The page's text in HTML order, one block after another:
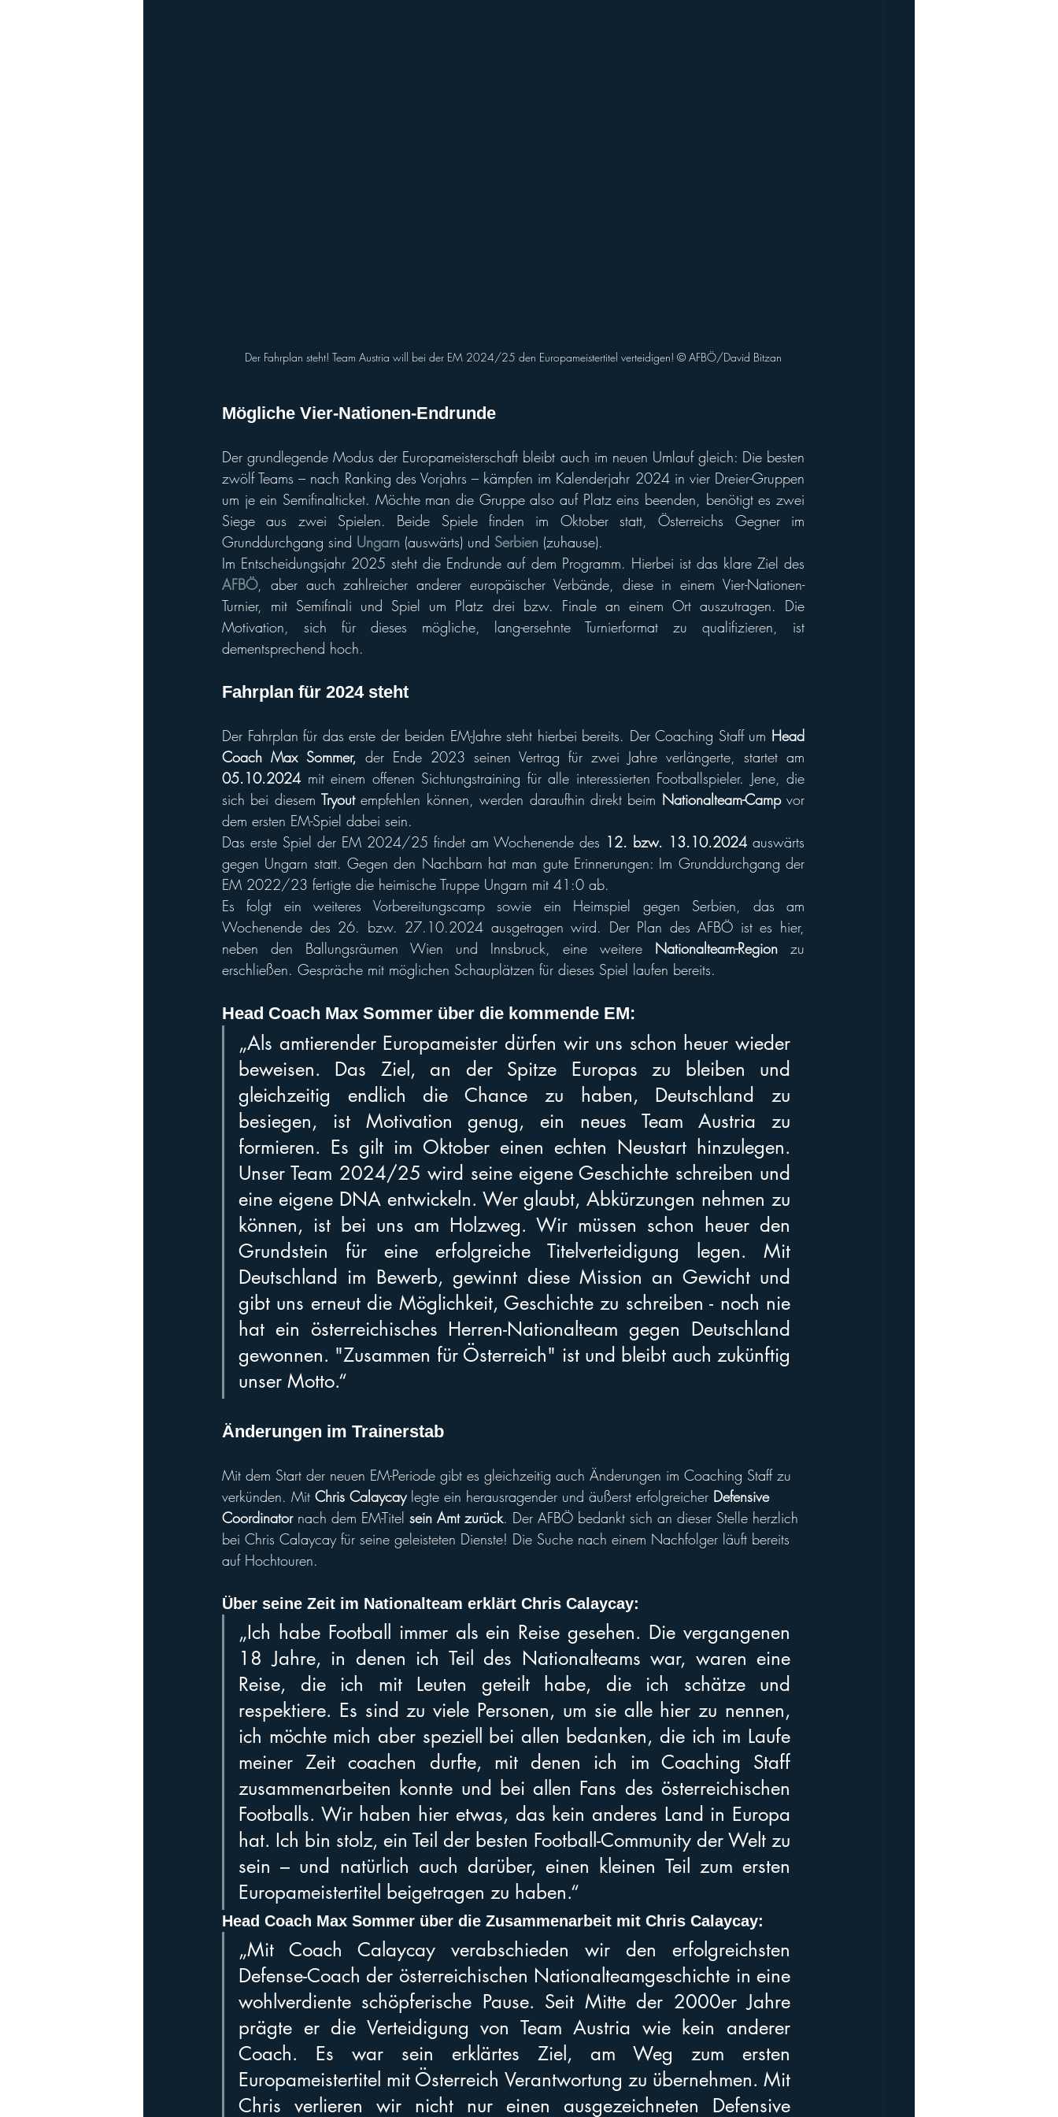
Der Fahrplan steht! Team Austria will bei der EM 2024/25 den Europameistertitel verteidigen! © AFBÖ/David Bitzan
Mögliche Vier-Nationen-Endrunde
Der grundlegende Modus der Europameisterschaft bleibt auch im neuen Umlauf gleich: Die besten
zwölf Teams – nach Ranking des Vorjahrs – kämpfen im Kalenderjahr 2024 in vier Dreier-Gruppen
um je ein Semifinalticket. Möchte man die Gruppe also auf Platz eins beenden, benötigt es zwei
Siege aus zwei Spielen. Beide Spiele finden im Oktober statt, Österreichs Gegner im
Grunddurchgang sind Ungarn (auswärts) und Serbien (zuhause).
AFBÖ, aber auch zahlreicher anderer europäischer Verbände, diese in einem Vier-Nationen-
Turnier, mit Semifinali und Spiel um Platz drei bzw. Finale an einem Ort auszutragen. Die
Motivation, sich für dieses mögliche, lang-ersehnte Turnierformat zu qualifizieren, ist
dementsprechend hoch.
Fahrplan für 2024 steht
Der Fahrplan für das erste der beiden EM-Jahre steht hierbei bereits. Der Coaching Staff um Head
Coach Max Sommer,
05.10.2024 mit einem offenen Sichtungstraining für alle interessierten Footballspieler. Jene, die
sich bei diesem Tryout empfehlen können, werden daraufhin direkt beim Nationalteam-Camp vor
dem ersten EM-Spiel dabei sein.
Das erste Spiel der EM 2024/25 findet am Wochenende des 12. bzw. 13.10.2024 auswärts
gegen Ungarn statt. Gegen den Nachbarn hat man gute Erinnerungen: Im Grunddurchgang der
EM 2022/23 fertigte die heimische Truppe Ungarn mit 41:0 ab.
Es folgt ein weiteres Vorbereitungscamp sowie ein Heimspiel gegen Serbien, das am
Wochenende des 26. bzw. 27.10.2024 ausgetragen wird. Der Plan des AFBÖ ist es hier,
neben den Ballungsräumen Wien und Innsbruck, eine weitere Nationalteam-Region zu
erschließen. Gespräche mit möglichen Schauplätzen für dieses Spiel laufen bereits.
Head Coach Max Sommer über die kommende EM:
„Als amtierender Europameister dürfen wir uns schon heuer wieder
beweisen. Das Ziel, an der Spitze Europas zu bleiben und
gleichzeitig endlich die Chance zu haben, Deutschland zu
besiegen, ist Motivation genug, ein neues Team Austria zu
formieren. Es gilt im Oktober einen echten Neustart hinzulegen.
Unser Team 2024/25 wird seine eigene Geschichte schreiben und
eine eigene DNA entwickeln. Wer glaubt, Abkürzungen nehmen zu
können, ist bei uns am Holzweg. Wir müssen schon heuer den
Grundstein für eine erfolgreiche Titelverteidigung legen. Mit
Deutschland im Bewerb, gewinnt diese Mission an Gewicht und
gibt uns erneut die Möglichkeit, Geschichte zu schreiben - noch nie
hat ein österreichisches Herren-Nationalteam gegen Deutschland
gewonnen. "Zusammen für Österreich" ist und bleibt auch zukünftig
unser Motto.“
Änderungen im Trainerstab
Mit dem Start der neuen EM-Periode gibt es gleichzeitig auch Änderungen im Coaching Staff zu
verkünden. Mit Chris Calaycay legte ein herausragender und äußerst erfolgreicher Defensive
Coordinator nach dem EM-Titel sein Amt zurück. Der AFBÖ bedankt sich an dieser Stelle herzlich
bei Chris Calaycay für seine geleisteten Dienste! Die Suche nach einem Nachfolger läuft bereits
auf Hochtouren.
Über seine Zeit im Nationalteam erklärt Chris Calaycay:
„Ich habe Football immer als ein Reise gesehen. Die vergangenen
18 Jahre, in denen ich Teil des Nationalteams war, waren eine
Reise, die ich mit Leuten geteilt habe, die ich schätze und
respektiere. Es sind zu viele Personen, um sie alle hier zu nennen,
ich möchte mich aber speziell bei allen bedanken, die ich im Laufe
meiner Zeit coachen durfte, mit denen ich im Coaching Staff
zusammenarbeiten konnte und bei allen Fans des österreichischen
Footballs. Wir haben hier etwas, das kein anderes Land in Europa
hat. Ich bin stolz, ein Teil der besten Football-Community der Welt zu
sein – und natürlich auch darüber, einen kleinen Teil zum ersten
Europameistertitel beigetragen zu haben.“
Head Coach Max Sommer über die Zusammenarbeit mit Chris Calaycay:
„Mit Coach Calaycay verabschieden wir den erfolgreichsten
Defense-Coach der österreichischen Nationalteamgeschichte in eine
wohlverdiente schöpferische Pause. Seit Mitte der 2000er Jahre
prägte er die Verteidigung von Team Austria wie kein anderer
Coach. Es war sein erklärtes Ziel, am Weg zum ersten
Europameistertitel mit Österreich Verantwortung zu übernehmen. Mit
Chris verlieren wir nicht nur einen ausgezeichneten Defensive